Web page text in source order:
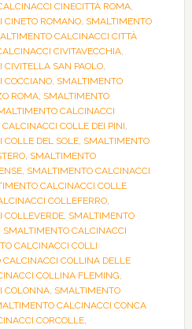
CINECITTÀ ROMA,
CINETO ROMANO, SMALTIMENTO
CALCINACCI CITTÀ
CIVITAVECCHIA,
SAN PAOLO,
COCCIANO, SMALTIMENTO
ROMA, SMALTIMENTO
CALCINACCI
COLLE DEI PINI,
DEL SOLE, SMALTIMENTO
, SMALTIMENTO
, SMALTIMENTO CALCINACCI
CALCINACCI COLLE
COLLEFERRO,
COLLEVERDE, SMALTIMENTO
SMALTIMENTO CALCINACCI
CALCINACCI COLLI
CALCINACCI COLLINA DELLE
COLLINA FLEMING,
COLONNA, SMALTIMENTO
CALCINACCI CONCA
CORCOLLE,